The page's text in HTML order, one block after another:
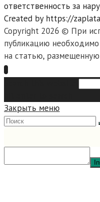
ответственность за
Created by https://
Copyright 2026 © При
публикацию
на статью,
Закрыть меню